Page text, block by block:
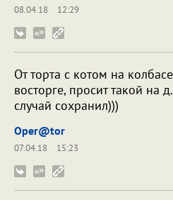
08.04.18
12:29
От торта с котом на
восторге, просит такой на
случай сохранил)))
Oper@tor
07.04.18
15:23